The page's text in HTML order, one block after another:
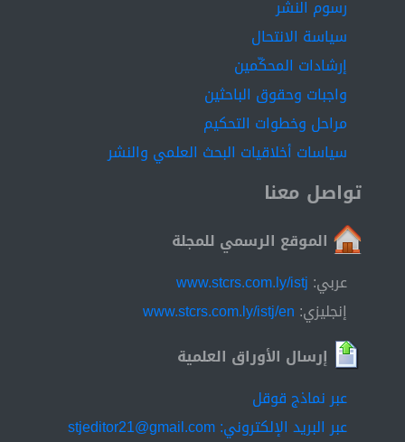
رسوم النشر
سياسة الانتحال
إرشادات المحكّمين
واجبات وحقوق الباحثين
مراحل وخطوات التحكيم
سياسات أخلاقيات البحث العلمي والنشر
تواصل معنا
الموقع الرسمي للمجلة
عربي: www.stcrs.com.ly/istj
إنجليزي: www.stcrs.com.ly/istj/en
إرسال الأوراق العلمية
عبر نماذج قوقل
عبر البريد الإلكتروني: stjeditor21@gmail.com